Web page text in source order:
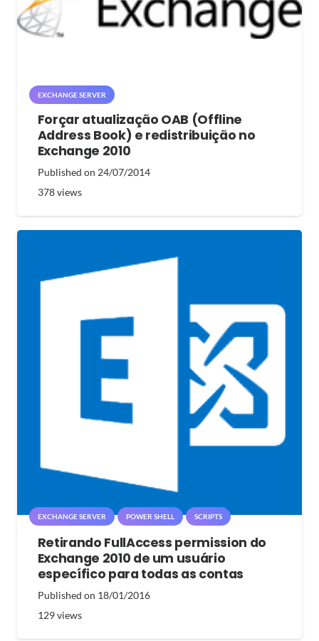
EXCHANGE SERVER
Forçar atualização OAB (Offline
Address Book) e redistribuição no
Exchange 2010
Published on 24/07/2014
378views
EXCHANGE SERVER POWER SHELL SCRIPTS
Retirando FullAccess permission do
Exchange 2010 de um usuário
específico para todas as contas
Published on 18/01/2016
129views